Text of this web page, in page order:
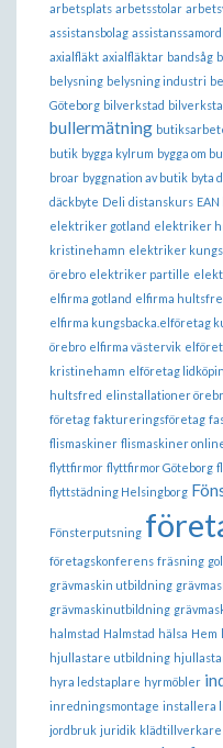
arbetsplats arbetsstolar
assistansbolag
axialfläkt axialfläktar bandsåg
belysning belysning industri
Göteborg bilverkstad
bullermätning
butik bygga kylrum bygga om
broar byggnation av butik byta
däckbyte Deli distanskurs EAN
elektriker gotland elektriker
kristinehamn elektriker
örebro elektriker partille
elfirma gotland elfirma
elfirma kungsbacka.elföretag
örebro elfirma västervik
kristinehamn elföretag
hultsfred elinstallationer
företag faktureringsföretag
flismaskiner flismaskiner
flyttfirmor flyttfirmor Göteborg
flyttstädning Helsingborg
Fönsterputsning
företagskonferens fräsning
grävmaskin utbildning
grävmaskinutbildning
halmstad Halmstad hälsa Hem
hjullastare utbildning
hyra ledstaplare hyrmöbler
inredningsmontage installera
jordbruk juridik klädtillverkare